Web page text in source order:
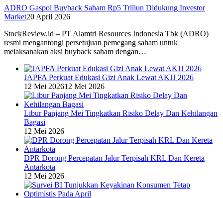
ADRO Gaspol Buyback Saham Rp5 Triliun Didukung Investor
Market20 April 2026
StockReview.id – PT Alamtri Resources Indonesia Tbk (ADRO)
resmi mengantongi persetujuan pemegang saham untuk
melaksanakan aksi buyback saham dengan…
JAPFA Perkuat Edukasi Gizi Anak Lewat AKJJ 2026
12 Mei 202612 Mei 2026
Libur Panjang Mei Tingkatkan Risiko Delay Dan Kehilangan
Bagasi
12 Mei 2026
DPR Dorong Percepatan Jalur Terpisah KRL Dan Kereta
Antarkota
12 Mei 2026